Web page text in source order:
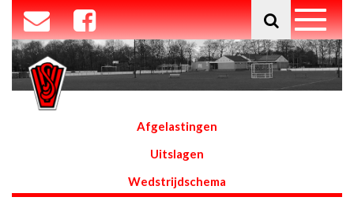
Afgelastingen
Uitslagen
Wedstrijdschema